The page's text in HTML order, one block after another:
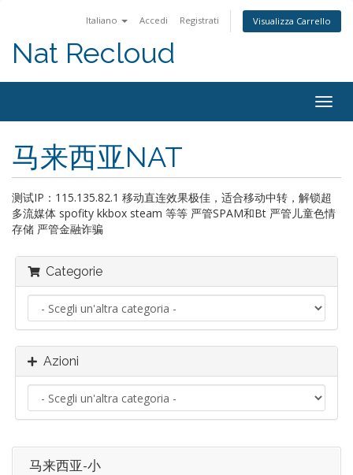
Italiano Accedi Registrati Visualizza Carrello
Nat Recloud
马来西亚NAT
测试IP：115.135.82.1 移动直连效果极佳，适合移动中转，解锁超
多流媒体 spofity kkbox steam 等等 严管SPAM和Bt 严管儿童色情
存储 严管金融诈骗
Categorie
Azioni
马来西亚-小